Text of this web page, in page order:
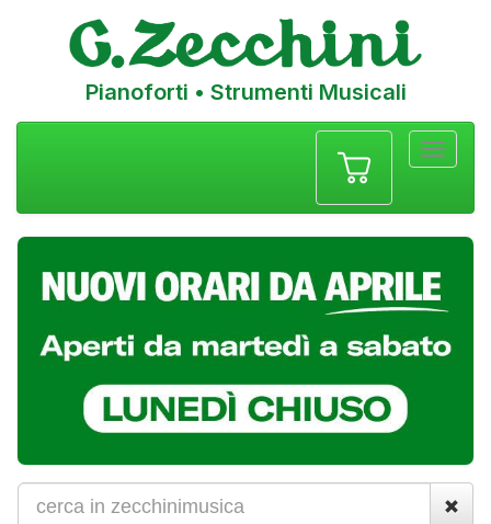
Pianoforti • Strumenti Musicali